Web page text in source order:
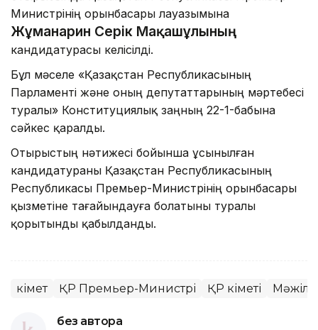
Министрінің орынбасары лауазымына
Жұманғарин Серік Мақашұлының
кандидатурасы келісілді.
Бұл мәселе «Қазақстан Республикасының
Парламенті және оның депутаттарының мәртебесі
туралы» Конституциялық заңның 22-1-бабына
сәйкес қаралды.
Отырыстың нәтижесі бойынша ұсынылған
кандидатураны Қазақстан Республикасының
Республикасы Премьер-Министрінің орынбасары
қызметіне тағайындауға болатыны туралы
қорытынды қабылданды.
Үкімет ҚР Премьер-Министрі ҚР Үкіметі Мәжіліс
без автора